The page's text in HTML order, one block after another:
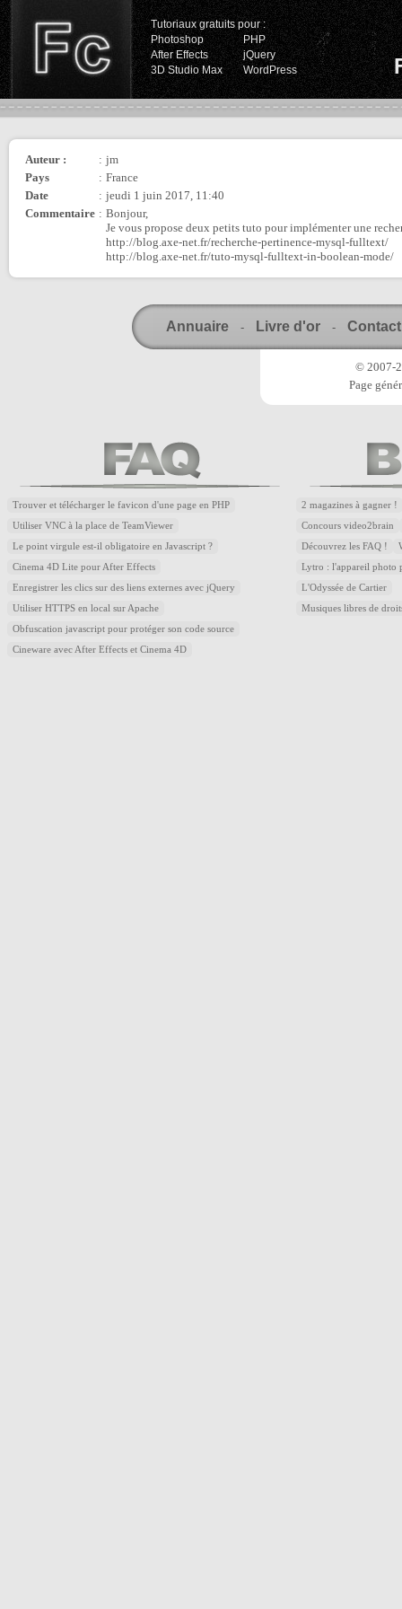
Tutoriaux gratuits pour :
Photoshop
PHP
After Effects
jQuery
3D Studio Max
WordPress
Auteur : : jm
Pays
: France
Date
: jeudi 1 juin 2017, 11:40
Commentaire : Bonjour,
Je vous propose deux petits tuto pour implémenter une
http://blog.axe-net.fr/recherche-pertinence-mysql-fulltext/
http://blog.axe-net.fr/tuto-mysql-fulltext-in-boolean-mode/
Annuaire - Livre d'or - Contact
© 2007-
Page
Trouver et télécharger le favicon d'une page en PHP
Utiliser VNC à la place de TeamViewer
Le point virgule est-il obligatoire en Javascript ?
Cinema 4D Lite pour After Effects
Enregistrer les clics sur des liens externes avec jQuery
Utiliser HTTPS en local sur Apache
Obfuscation javascript pour protéger son code source
Cineware avec After Effects et Cinema 4D
2 magazines à gagner !
Concours video2brain
Découvrez les FAQ !
Lytro : l'appareil photo
L'Odyssée de Cartier
Musiques libres de